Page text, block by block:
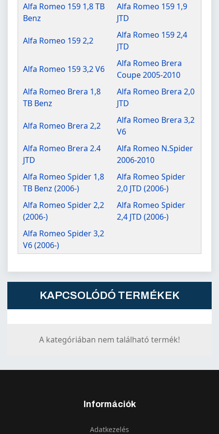
Alfa Romeo 159 1,8 TB
Benz
Alfa Romeo 159 1,9
JTD
Alfa Romeo 159 2,2
Alfa Romeo 159 2,4
JTD
Alfa Romeo 159 3,2 V6
Alfa Romeo Brera
Coupe 2005-2010
Alfa Romeo Brera 1,8
TB Benz
Alfa Romeo Brera 2,0
JTD
Alfa Romeo Brera 2,2
Alfa Romeo Brera 3,2
V6
Alfa Romeo Brera 2.4
JTD
Alfa Romeo N.Spider
2006-2010
Alfa Romeo Spider 1,8
TB Benz (2006-)
Alfa Romeo Spider
2,0 JTD (2006-)
Alfa Romeo Spider 2,2
(2006-)
Alfa Romeo Spider
2,4 JTD (2006-)
Alfa Romeo Spider 3,2
V6 (2006-)
KAPCSOLÓDÓ TERMÉKEK
A kategóriában nem található termék!
Információk
Adatkezelés